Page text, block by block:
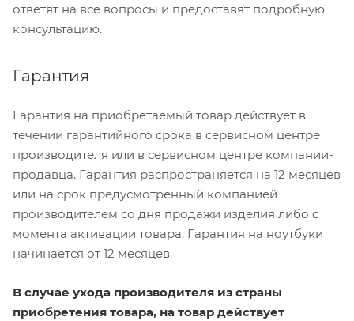
ответят на все вопросы и предоставят подробную
консультацию.
Гарантия
Гарантия на приобретаемый товар действует в
течении гарантийного срока в сервисном центре
производителя или в сервисном центре компании-
продавца. Гарантия распространяется на 12 месяцев
или на срок предусмотренный компанией
производителем со дня продажи изделия либо с
момента активации товара. Гарантия на ноутбуки
начинается от 12 месяцев.
В случае ухода производителя из страны
приобретения товара, на товар действует